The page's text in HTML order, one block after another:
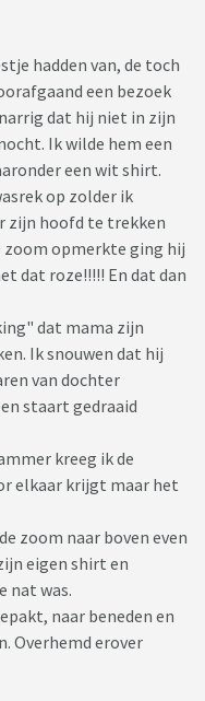
hadden van, de toch
een bezoek
dat hij niet in zijn
Ik wilde hem een
een wit shirt.
op zolder ik
zijn hoofd te trekken
zoom opmerkte ging hij
dat roze!!!!! En dat dan
dat mama zijn
Ik snouwen dat hij
van dochter
staart gedraaid
kreeg ik de
elkaar krijgt maar het
zoom naar boven even
eigen shirt en
nat was.
naar beneden en
Overhemd erover